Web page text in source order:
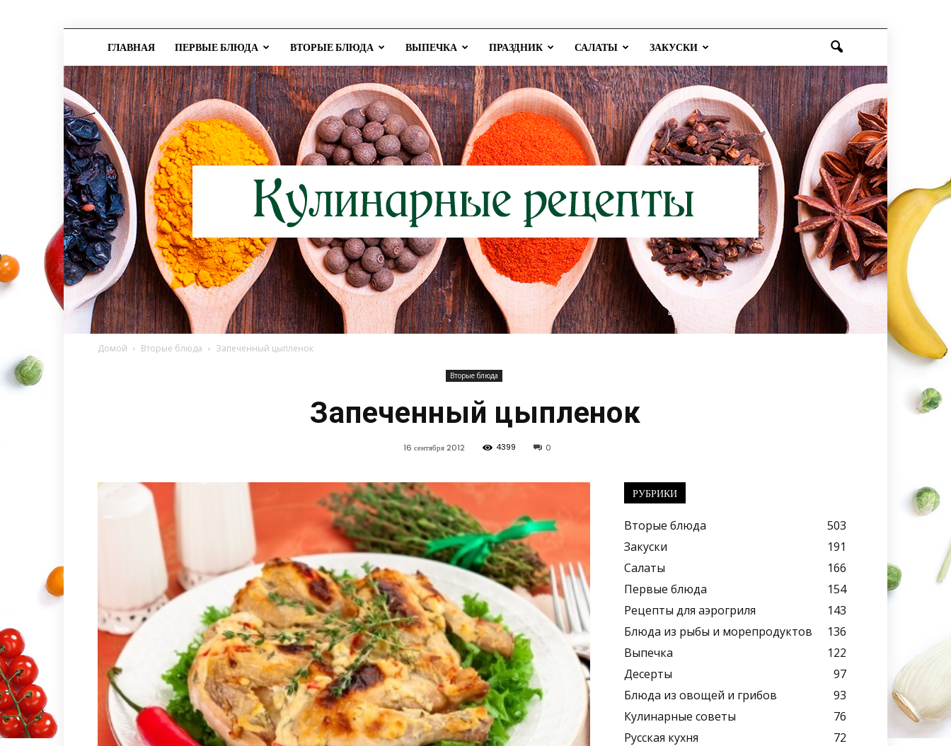
ГЛАВНАЯ ПЕРВЫЕ БЛЮДА ВТОРЫЕ БЛЮДА ВЫПЕЧКА ПРАЗДНИК САЛАТЫ ЗАКУСКИ
вкусные
блюда
Домой Вторые блюда Запеченный цыпленок
Вторые блюда
Запеченный цыпленок
16 сентября 2012 4399 0
РУБРИКИ
Вторые блюда
503
Закуски
191
Салаты
166
Первые блюда
154
Рецепты для аэрогриля
143
Блюда из рыбы и морепродуктов
136
Выпечка
122
Десерты
97
Блюда из овощей и грибов
93
Кулинарные советы
76
Русская кухня
72